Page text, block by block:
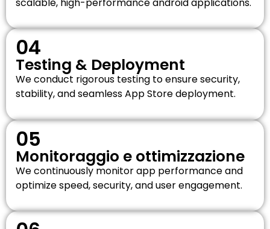
04
Testing & Deployment
We conduct rigorous testing to ensure security,
stability, and seamless App Store deployment.
05
Monitoraggio e ottimizzazione
We continuously monitor app performance and
optimize speed, security, and user engagement.